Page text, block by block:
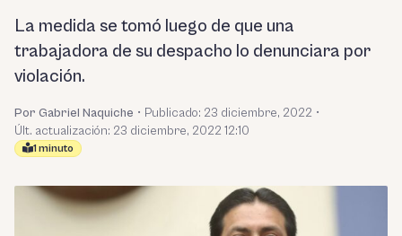
La medida se tomó luego de que una
trabajadora de su despacho lo denunciara por
violación.
Por Gabriel Naquiche • Publicado: 23 diciembre, 2022 •
Últ. actualización: 23 diciembre, 2022 12:10
1 minuto